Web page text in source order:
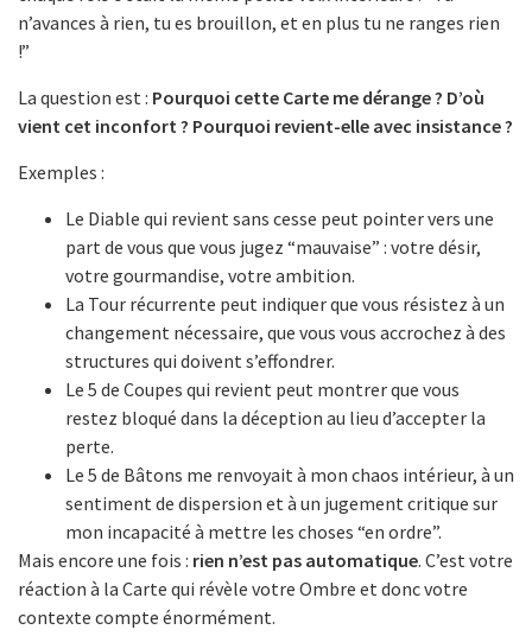
n’avances à rien, tu es brouillon, et en plus tu ne ranges rien
!”
La question est : Pourquoi cette Carte me dérange ? D’où
vient cet inconfort ? Pourquoi revient-elle avec insistance ?
Exemples :
Le Diable qui revient sans cesse peut pointer vers une
part de vous que vous jugez “mauvaise” : votre désir,
votre gourmandise, votre ambition.
La Tour récurrente peut indiquer que vous résistez à un
changement nécessaire, que vous vous accrochez à des
structures qui doivent s’effondrer.
Le 5 de Coupes qui revient peut montrer que vous
restez bloqué dans la déception au lieu d’accepter la
perte.
Le 5 de Bâtons me renvoyait à mon chaos intérieur, à un
sentiment de dispersion et à un jugement critique sur
mon incapacité à mettre les choses “en ordre”.
Mais encore une fois : rien n’est pas automatique. C’est votre
réaction à la Carte qui révèle votre Ombre et donc votre
contexte compte énormément.